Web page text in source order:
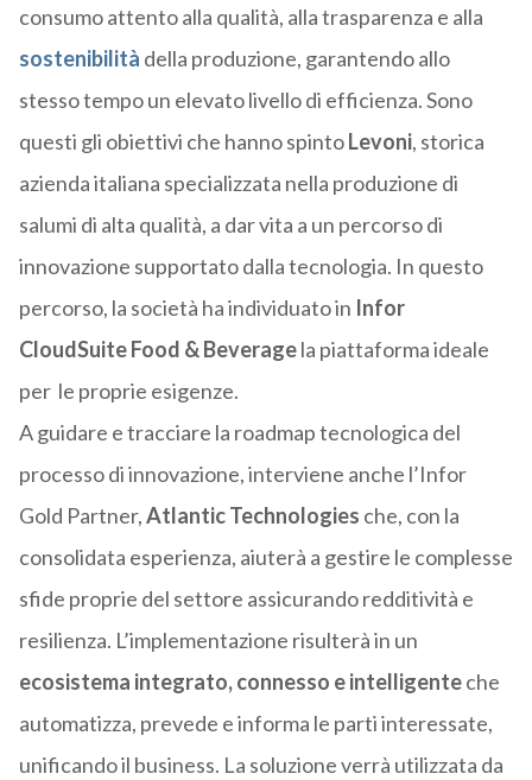
consumo attento alla qualità, alla trasparenza e alla
sostenibilità della produzione, garantendo allo
stesso tempo un elevato livello di efficienza. Sono
questi gli obiettivi che hanno spintoLevoni, storica
azienda italiana specializzata nella produzione di
salumi di alta qualità, a dar vita a un percorso di
innovazione supportato dalla tecnologia. In questo
percorso, la società ha individuato in Infor
CloudSuite Food & Beveragela piattaforma ideale
per le proprie esigenze.
A guidare e tracciare la roadmap tecnologica del
processo di innovazione, interviene anche l’Infor
Gold Partner,Atlantic Technologies che, con la
consolidata esperienza, aiuterà a gestire le complesse
sfide proprie del settore assicurando redditività e
resilienza. L’implementazione risulterà in un
ecosistema integrato, connesso e intelligenteche
automatizza, prevede e informa le parti interessate,
unificando il business. La soluzione verrà utilizzata da